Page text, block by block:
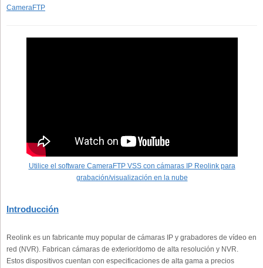
CameraFTP
Utilice el software CameraFTP VSS con cámaras IP Reolink para
grabación/visualización en la nube
Introducción
Reolink es un fabricante muy popular de cámaras IP y grabadores de vídeo en
red (NVR). Fabrican cámaras de exterior/domo de alta resolución y NVR.
Estos dispositivos cuentan con especificaciones de alta gama a precios